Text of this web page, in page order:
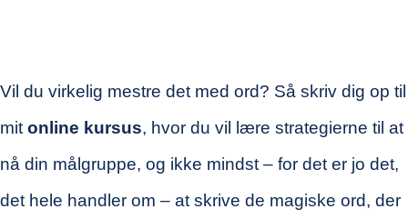
Vil du virkelig mestre det med ord? Så skriv dig op til
mit online kursus, hvor du vil lære strategierne til at
nå din målgruppe, og ikke mindst – for det er jo det,
det hele handler om – at skrive de magiske ord, der